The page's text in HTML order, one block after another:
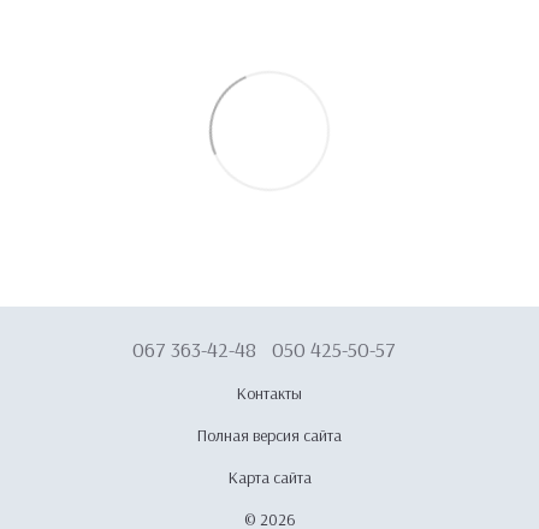
067 363-42-48 050 425-50-57
Контакты
Полная версия сайта
Карта сайта
© 2026